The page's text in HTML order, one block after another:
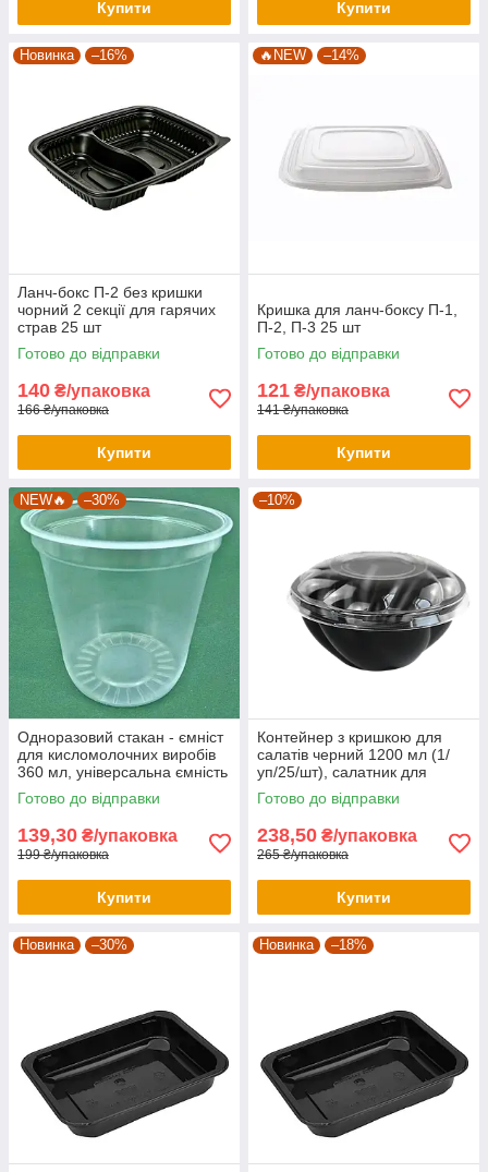
Купити Купити
Новинка –16%
Ланч-бокс П-2 без кришки
чорний 2 секції для гарячих
страв 25 шт
Готово до відправки
140 ₴/упаковка
166 ₴/упаковка
Купити
🔥NEW –14%
Кришка для ланч-боксу П-1,
П-2, П-3 25 шт
Готово до відправки
121 ₴/упаковка
141 ₴/упаковка
Купити
NEW🔥 –30%
Одноразовий стакан - ємніст
для кисломолочних виробів
360 мл, універсальна ємність
Готово до відправки
139,30 ₴/упаковка
199 ₴/упаковка
Купити
–10%
Контейнер з кришкою для
салатів черний 1200 мл (1/
уп/25/шт), салатник для
доставки їжі
Готово до відправки
238,50 ₴/упаковка
265 ₴/упаковка
Купити
Новинка –30% Новинка –18%